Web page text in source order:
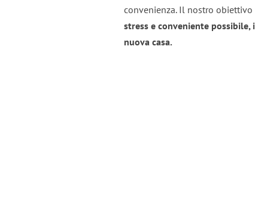
convenienza. Il nostro
stress e conveniente
nuova casa.